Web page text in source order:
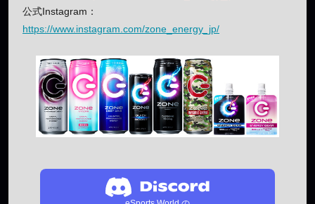
公式Instagram：
https://www.instagram.com/zone_energy_jp/